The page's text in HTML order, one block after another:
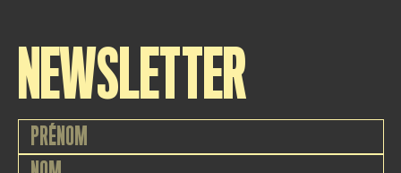
NEWSLETTER